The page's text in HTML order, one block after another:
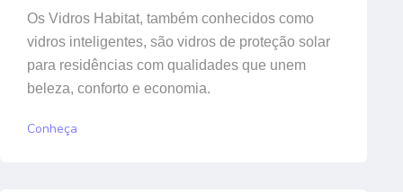
Os Vidros Habitat, também conhecidos como
vidros inteligentes, são vidros de proteção solar
para residências com qualidades que unem
beleza, conforto e economia.
Conheça